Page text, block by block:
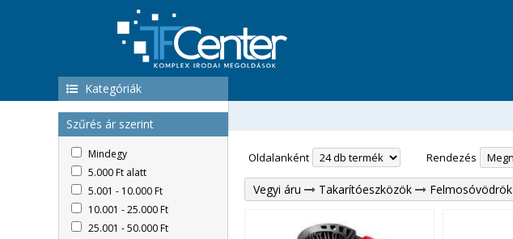
Kategóriák
Szűrés ár szerint
Mindegy
5.000 Ft alatt
5.001 - 10.000 Ft
10.001 - 25.000 Ft
25.001 - 50.000 Ft
Oldalanként Rendezés
Vegyi áru Takarítóeszközök Felmosóvödrök